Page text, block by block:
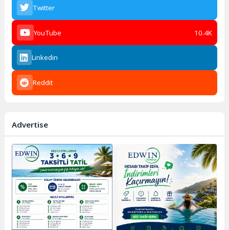
Twitter
YouTube 10.4K
Linkedin
Reddit
Advertise